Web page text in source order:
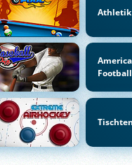
Athletik
Football